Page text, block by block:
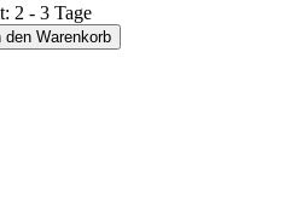
2 - 3 Tage
den Warenkorb